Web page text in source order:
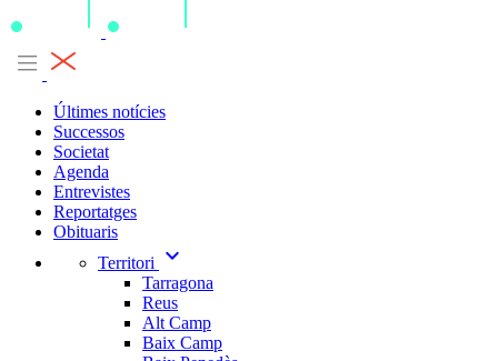
Últimes notícies
Successos
Societat
Agenda
Entrevistes
Reportatges
Obituaris
Territori
expand_more
Tarragona
Reus
Alt Camp
Baix Camp